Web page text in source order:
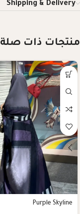
Shipping & Delivery
منتجات ذات صلة
Purple Skyline